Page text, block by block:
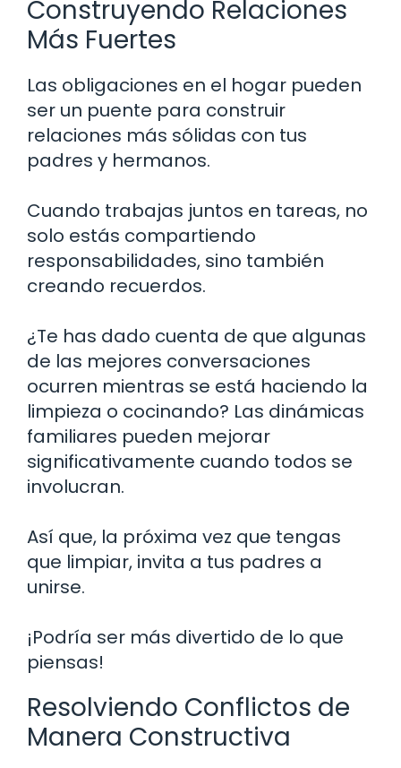
Construyendo Relaciones
Más Fuertes
Las obligaciones en el hogar pueden
ser un puente para construir
relaciones más sólidas con tus
padres y hermanos.
Cuando trabajas juntos en tareas, no
solo estás compartiendo
responsabilidades, sino también
creando recuerdos.
¿Te has dado cuenta de que algunas
de las mejores conversaciones
ocurren mientras se está haciendo la
limpieza o cocinando? Las dinámicas
familiares pueden mejorar
significativamente cuando todos se
involucran.
Así que, la próxima vez que tengas
que limpiar, invita a tus padres a
unirse.
¡Podría ser más divertido de lo que
piensas!
Resolviendo Conflictos de
Manera Constructiva